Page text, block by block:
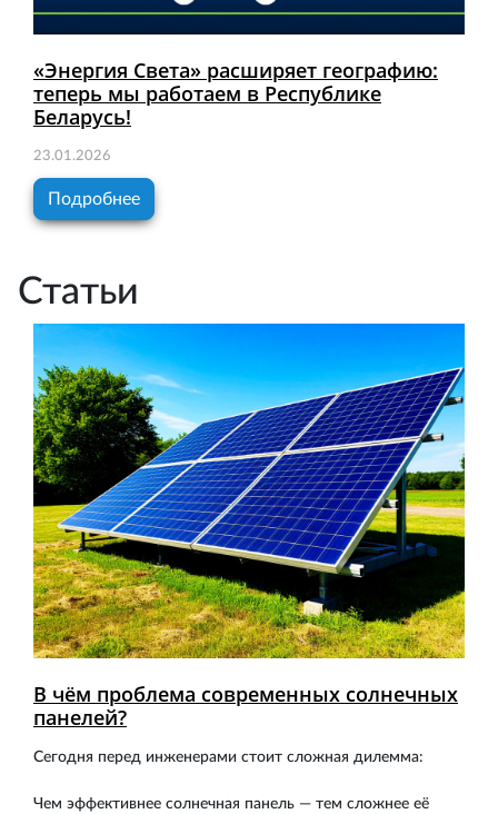
«Энергия Света» расширяет географию:
теперь мы работаем в Республике
Беларусь!
23.01.2026
Подробнее
Статьи
В чём проблема современных солнечных
панелей?
Сегодня перед инженерами стоит сложная дилемма:
Чем эффективнее солнечная панель — тем сложнее её